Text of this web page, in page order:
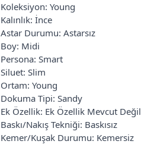
Koleksiyon: Young
Kalınlık: İnce
Astar Durumu: Astarsız
Boy: Midi
Persona: Smart
Siluet: Slim
Ortam: Young
Dokuma Tipi: Sandy
Ek Özellik: Ek Özellik Mevcut Değil
Baskı/Nakış Tekniği: Baskısız
Kemer/Kuşak Durumu: Kemersiz